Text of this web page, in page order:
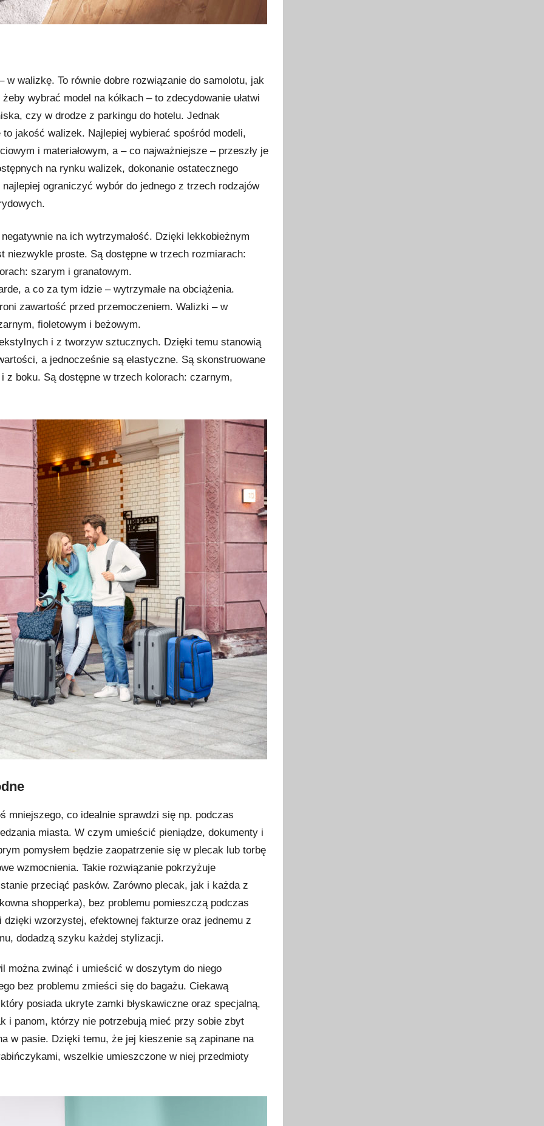
walizkę. To równie dobre rozwiązanie do samolotu, jak
wybrać model na kółkach – to zdecydowanie ułatwi
czy w drodze z parkingu do hotelu. Jednak
jakość walizek. Najlepiej wybierać spośród modeli,
i materiałowym, a – co najważniejsze – przeszły je
na rynku walizek, dokonanie ostatecznego
ograniczyć wybór do jednego z trzech rodzajów
na ich wytrzymałość. Dzięki lekkobieżnym
niezwykle proste. Są dostępne w trzech rozmiarach:
szarym i granatowym.
a co za tym idzie – wytrzymałe na obciążenia.
zawartość przed przemoczeniem. Walizki – w
fioletowym i beżowym.
i z tworzyw sztucznych. Dzięki temu stanowią
a jednocześnie są elastyczne. Są skonstruowane
z boku. Są dostępne w trzech kolorach: czarnym,
mniejszego, co idealnie sprawdzi się np. podczas
miasta. W czym umieścić pieniądze, dokumenty i
pomysłem będzie zaopatrzenie się w plecak lub torbę
wzmocnienia. Takie rozwiązanie pokrzyżuje
przeciąć pasków. Zarówno plecak, jak i każda z
shopperka), bez problemu pomieszczą podczas
wzorzystej, efektownej fakturze oraz jednemu z
dodadzą szyku każdej stylizacji.
można zwinąć i umieścić w doszytym do niego
bez problemu zmieści się do bagażu. Ciekawą
posiada ukryte zamki błyskawiczne oraz specjalną,
i panom, którzy nie potrzebują mieć przy sobie zbyt
w pasie. Dzięki temu, że jej kieszenie są zapinane na
wszelkie umieszczone w niej przedmioty